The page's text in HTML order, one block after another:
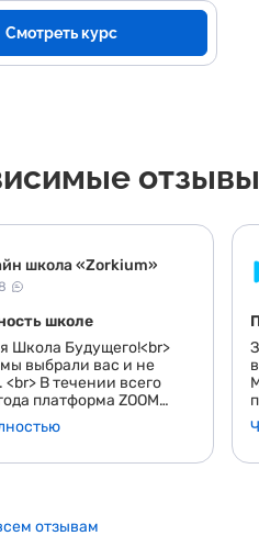
Смотреть курс
школа «Zorkium»
школе
Школа Будущего!<br>
мы выбрали вас и не
В течении всего
платформа ZOOM
а возникавшие
проблемы с нашей
доске, принимать
общении между собой.
отзывам